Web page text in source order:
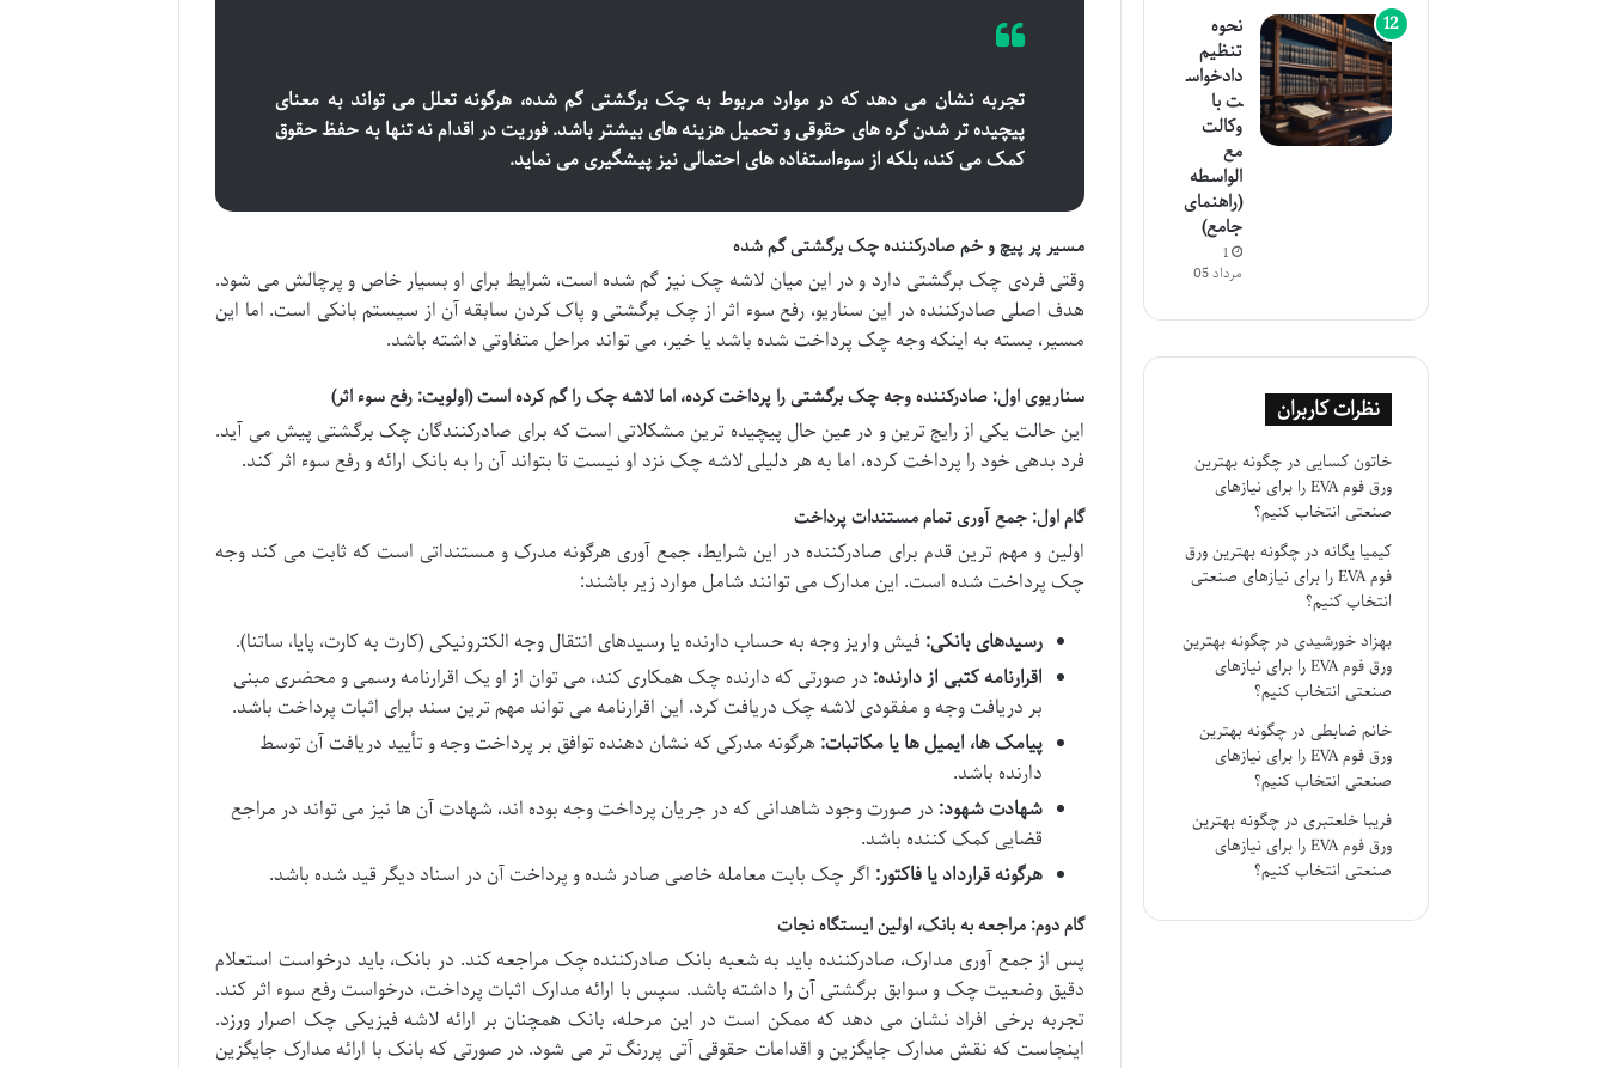
تجربه نشان می دهد که در موارد مربوط به چک برگشتی گم شده، هرگونه تعلل می تواند به معنای
پیچیده تر شدن گره های حقوقی و تحمیل هزینه های بیشتر باشد. فوریت در اقدام نه تنها به حفظ حقوق
کمک می کند، بلکه از سوءاستفاده های احتمالی نیز پیشگیری می نماید.
مسیر پر پیچ و خم صادرکننده چک برگشتی گم شده
وقتی فردی چک برگشتی دارد و در این میان لاشه چک نیز گم شده است، شرایط برای او بسیار خاص و پرچالش می شود.
هدف اصلی صادرکننده در این سناریو، رفع سوء اثر از چک برگشتی و پاک کردن سابقه آن از سیستم بانکی است. اما این
مسیر، بسته به اینکه وجه چک پرداخت شده باشد یا خیر، می تواند مراحل متفاوتی داشته باشد.
سناریوی اول: صادرکننده وجه چک برگشتی را پرداخت کرده، اما لاشه چک را گم کرده است (اولویت: رفع سوء اثر)
این حالت یکی از رایج ترین و در عین حال پیچیده ترین مشکلاتی است که برای صادرکنندگان چک برگشتی پیش می آید.
فرد بدهی خود را پرداخت کرده، اما به هر دلیلی لاشه چک نزد او نیست تا بتواند آن را به بانک ارائه و رفع سوء اثر کند.
گام اول: جمع آوری تمام مستندات پرداخت
اولین و مهم ترین قدم برای صادرکننده در این شرایط، جمع آوری هرگونه مدرک و مستنداتی است که ثابت می کند وجه
چک پرداخت شده است. این مدارک می توانند شامل موارد زیر باشند:
رسیدهای بانکی: فیش واریز وجه به حساب دارنده یا رسیدهای انتقال وجه الکترونیکی (کارت به کارت، پایا، ساتنا).
اقرارنامه کتبی از دارنده: در صورتی که دارنده چک همکاری کند، می توان از او یک اقرارنامه رسمی و محضری مبنی
بر دریافت وجه و مفقودی لاشه چک دریافت کرد. این اقرارنامه می تواند مهم ترین سند برای اثبات پرداخت باشد.
پیامک ها، ایمیل ها یا مکاتبات: هرگونه مدرکی که نشان دهنده توافق بر پرداخت وجه و تأیید دریافت آن توسط
دارنده باشد.
شهادت شهود: در صورت وجود شاهدانی که در جریان پرداخت وجه بوده اند، شهادت آن ها نیز می تواند در مراجع
قضایی کمک کننده باشد.
هرگونه قرارداد یا فاکتور: اگر چک بابت معامله خاصی صادر شده و پرداخت آن در اسناد دیگر قید شده باشد.
گام دوم: مراجعه به بانک، اولین ایستگاه نجات
پس از جمع آوری مدارک، صادرکننده باید به شعبه بانک صادرکننده چک مراجعه کند. در بانک، باید درخواست استعلام
دقیق وضعیت چک و سوابق برگشتی آن را داشته باشد. سپس با ارائه مدارک اثبات پرداخت، درخواست رفع سوء اثر کند.
تجربه برخی افراد نشان می دهد که ممکن است در این مرحله، بانک همچنان بر ارائه لاشه فیزیکی چک اصرار ورزد.
اینجاست که نقش مدارک جایگزین و اقدامات حقوقی آتی پررنگ تر می شود. در صورتی که بانک با ارائه مدارک جایگزین
نحوه
تنظیم
دادخواس
ت با
وکالت
مع
الواسطه
(راهنمای
جامع)
1
مرداد 05
نظرات کاربران
خاتون کسایی درچگونه بهترین
ورق فوم EVA را برای نیازهای
صنعتی انتخاب کنیم؟
کیمیا یگانه درچگونه بهترین ورق
فوم EVA را برای نیازهای صنعتی
انتخاب کنیم؟
بهزاد خورشیدی درچگونه بهترین
ورق فوم EVA را برای نیازهای
صنعتی انتخاب کنیم؟
خانم ضابطی درچگونه بهترین
ورق فوم EVA را برای نیازهای
صنعتی انتخاب کنیم؟
فریبا خلعتبری درچگونه بهترین
ورق فوم EVA را برای نیازهای
صنعتی انتخاب کنیم؟